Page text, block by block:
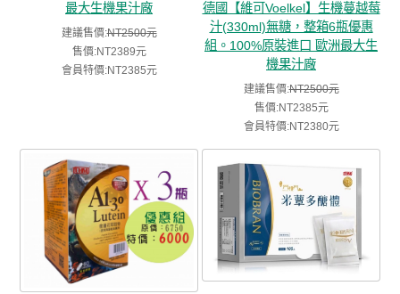
最大生機果汁廠
建議售價:NT2500元
售價:NT2389元
會員特價:NT2385元
德國【維可Voelkel】生機蔓越莓
汁(330ml)無糖，整箱6瓶優惠
組。100%原裝進口 歐洲最大生
機果汁廠
建議售價:NT2500元
售價:NT2385元
會員特價:NT2380元